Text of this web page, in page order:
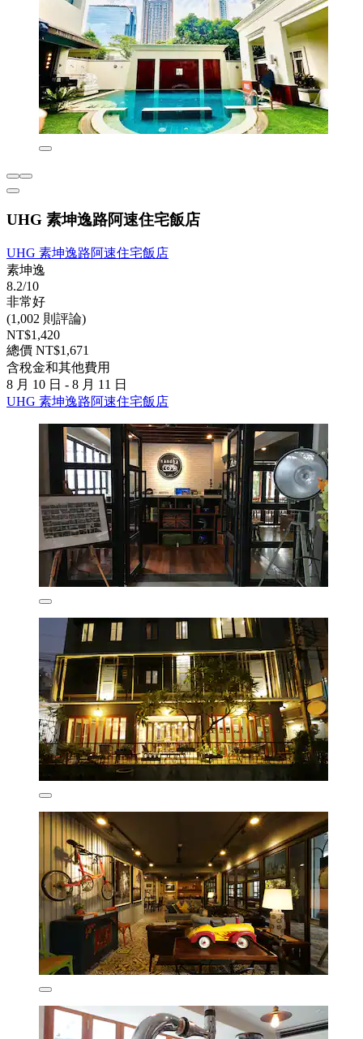
UHG 素坤逸路阿速住宅飯店
UHG 素坤逸路阿速住宅飯店
素坤逸
8.2/10
非常好
(1,002 則評論)
NT$1,420
總價 NT$1,671
含稅金和其他費用
8 月 10 日 - 8 月 11 日
UHG 素坤逸路阿速住宅飯店